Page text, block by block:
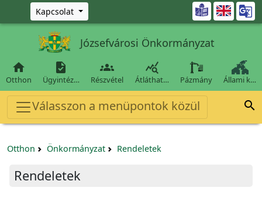
Ugrás a fő tartalomra
Kapcsolat 
Józsefvárosi Önkormányzat

Otthon

Ügyintéz…

Részvétel

Átláthat… Pázmány Állami k…
Válasszon a menüpontok közül 
Otthon Önkormányzat Rendeletek
Rendeletek